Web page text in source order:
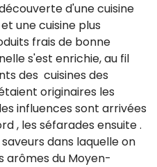
d'une cuisine
une cuisine plus
frais de bonne
s'est enrichie, au fil
des cuisines des
originaires les
influences sont arrivées
, les séfarades ensuite .
dans laquelle on
arômes du Moyen-